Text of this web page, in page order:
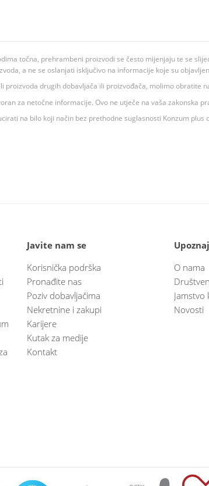
točna, prehrambeni proizvodi se često mijenjaju te se
a ne se oslanjati isključivo na informacije koje su
drugih dobavljača ili proizvođača, molimo obratite
za netočne informacije. Ovo ne utječe na vaša zakonska
na bilo koji način bez prethodne suglasnosti Konzum plus
Javite nam se
Korisnička podrška
Pronađite nas
Poziv dobavljačima
Nekretnine i zakupi
Karijere
Kutak za medije
Kontakt
O nama
Jamstvo
Novosti